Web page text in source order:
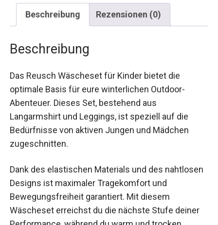
Beschreibung Rezensionen (0)
Beschreibung
optimale Basis für eure winterlichen Outdoor-
Abenteuer. Dieses Set, bestehend aus
Langarmshirt und Leggings, ist speziell auf die
Bedürfnisse von aktiven Jungen und Mädchen
zugeschnitten.
nahtlosen Designs ist maximaler Tragekomfort
und Bewegungsfreiheit garantiert. Mit diesem
Wäscheset erreichst du die nächste Stufe deiner
Performance, während du warm und trocken